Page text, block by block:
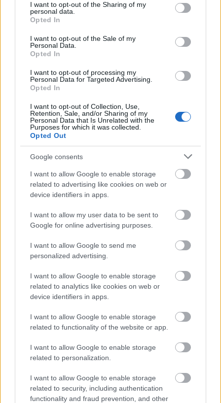
not limited to your visit or usage behaviour. You may click to
grant or deny consent to Google and its third-party tags to
use your data for below specified purposes in below Google
consent section.
I want to opt-out of the Sharing of my
personal data.
Opted In
I want to opt-out of the Sale of my
Personal Data.
Opted In
I want to opt-out of processing my
Personal Data for Targeted Advertising.
Opted In
I want to opt-out of Collection, Use,
Retention, Sale, and/or Sharing of my
Personal Data that Is Unrelated with the
Purposes for which it was collected.
Opted Out
Google consents
I want to allow Google to enable storage
related to advertising like cookies on web or
device identifiers in apps.
I want to allow my user data to be sent to
Google for online advertising purposes.
I want to allow Google to send me
personalized advertising.
I want to allow Google to enable storage
related to analytics like cookies on web or
device identifiers in apps.
I want to allow Google to enable storage
related to functionality of the website or app.
I want to allow Google to enable storage
related to personalization.
I want to allow Google to enable storage
related to security, including authentication
functionality and fraud prevention, and other
Frozen yogurt ή παγωτό; Ποιο είναι τελικά πιο υγιεινό
Η Apple αποφασίζει ποιος μένει και ποιος φεύγει και
οι κανόνες δεν είναι ίδιοι για όλους
Η Γιορτή Θράψαλου στην Αβυθο με γεύση και χορό